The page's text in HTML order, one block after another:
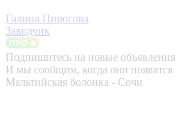
Галина Пирогова
Заводчик
Подпишитесь на новые объявления
И мы сообщим, когда они появятся
Мальтийская болонка - Сочи